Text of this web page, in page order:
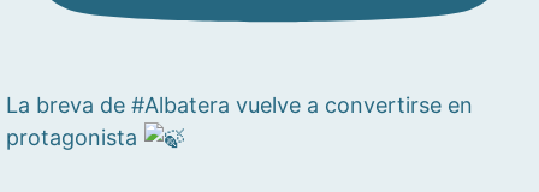
La breva de #Albatera vuelve a convertirse en
protagonista